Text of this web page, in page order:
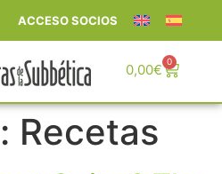
ACCESO SOCIOS
0,00€ 0
Recetas